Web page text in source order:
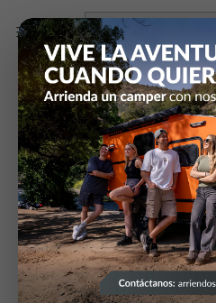
Inicio
Campers y
Indicadores
Sensor Nivel para